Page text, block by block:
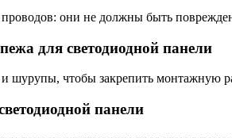
проводов: они не должны быть
для светодиодной панели
шурупы, чтобы закрепить монтажную
панели